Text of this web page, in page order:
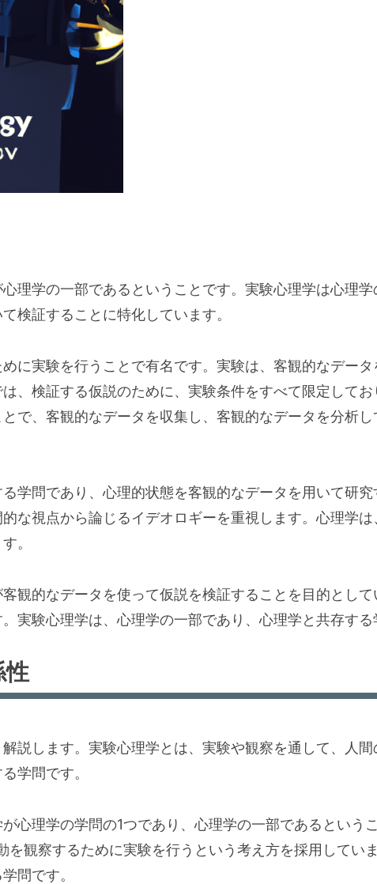
理学の一部であるということです。実験心理学は心理
検証することに特化しています。
に実験を行うことで有名です。実験は、客観的なデー
、検証する仮説のために、実験条件をすべて限定して
で、客観的なデータを収集し、客観的なデータを分析
学問であり、心理的状態を客観的なデータを用いて研
な視点から論じるイデオロギーを重視します。心理学
。
観的なデータを使って仮説を検証することを目的とし
実験心理学は、心理学の一部であり、心理学と共存する
性
説します。実験心理学とは、実験や観察を通して、人
学問です。
心理学の学問の1つであり、心理学の一部であるという
を観察するために実験を行うという考え方を採用してい
問です。